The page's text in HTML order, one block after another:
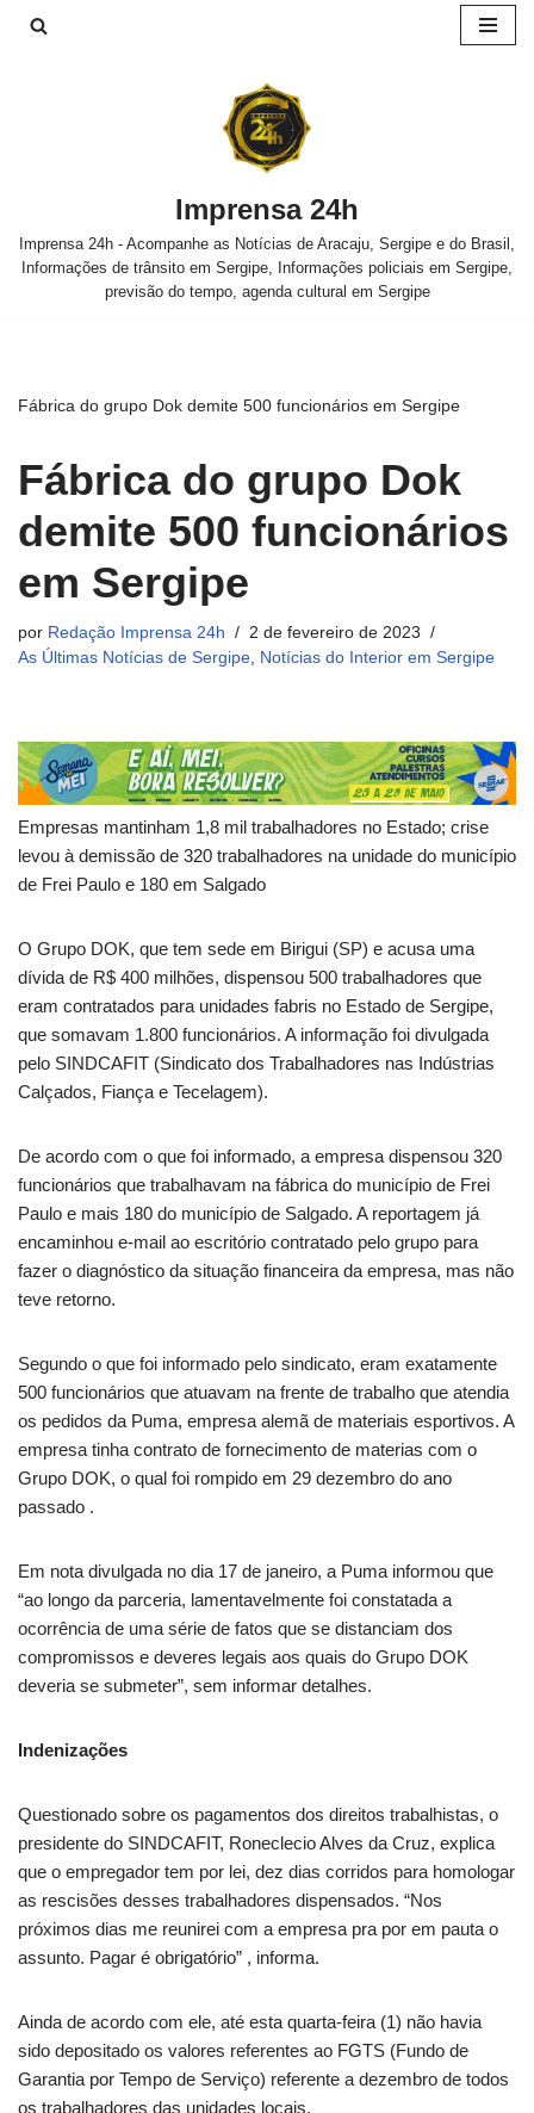
Imprensa 24h
Imprensa 24h - Acompanhe as Notícias de Aracaju, Sergipe e do Brasil,
Informações de trânsito em Sergipe, Informações policiais em Sergipe,
previsão do tempo, agenda cultural em Sergipe
Fábrica do grupo Dok demite 500 funcionários em Sergipe
Fábrica do grupo Dok
demite 500 funcionários
em Sergipe
por Redação Imprensa 24h
2 de fevereiro de 2023
As Últimas Notícias de Sergipe, Notícias do Interior em Sergipe
Empresas mantinham 1,8 mil trabalhadores no Estado; crise
levou à demissão de 320 trabalhadores na unidade do município
de Frei Paulo e 180 em Salgado
O Grupo DOK, que tem sede em Birigui (SP) e acusa uma
dívida de R$ 400 milhões, dispensou 500 trabalhadores que
eram contratados para unidades fabris no Estado de Sergipe,
que somavam 1.800 funcionários. A informação foi divulgada
pelo SINDCAFIT (Sindicato dos Trabalhadores nas Indústrias
Calçados, Fiança e Tecelagem).
De acordo com o que foi informado, a empresa dispensou 320
funcionários que trabalhavam na fábrica do município de Frei
Paulo e mais 180 do município de Salgado. A reportagem já
encaminhou e-mail ao escritório contratado pelo grupo para
fazer o diagnóstico da situação financeira da empresa, mas não
teve retorno.
Segundo o que foi informado pelo sindicato, eram exatamente
500 funcionários que atuavam na frente de trabalho que atendia
os pedidos da Puma, empresa alemã de materiais esportivos. A
empresa tinha contrato de fornecimento de materias com o
Grupo DOK, o qual foi rompido em 29 dezembro do ano
passado .
Em nota divulgada no dia 17 de janeiro, a Puma informou que
“ao longo da parceria, lamentavelmente foi constatada a
ocorrência de uma série de fatos que se distanciam dos
compromissos e deveres legais aos quais do Grupo DOK
deveria se submeter”, sem informar detalhes.
Indenizações
Questionado sobre os pagamentos dos direitos trabalhistas, o
presidente do SINDCAFIT, Roneclecio Alves da Cruz, explica
que o empregador tem por lei, dez dias corridos para homologar
as rescisões desses trabalhadores dispensados. “Nos
próximos dias me reunirei com a empresa pra por em pauta o
assunto. Pagar é obrigatório” , informa.
Ainda de acordo com ele, até esta quarta-feira (1) não havia
sido depositado os valores referentes ao FGTS (Fundo de
Garantia por Tempo de Serviço) referente a dezembro de todos
os trabalhadores das unidades locais.